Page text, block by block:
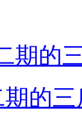
的